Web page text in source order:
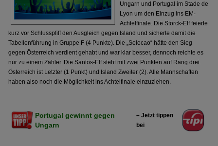
Ungarn und Portugal im Stade de
Lyon um den Einzug ins EM-
Achtelfinale. Die Storck-Elf feierte
kurz vor Schlusspfiff den Ausgleich gegen Island und sicherte damit die
Tabellenführung in Gruppe F (4 Punkte). Die „Selecao“ hätte den Sieg
gegen Österreich verdient gehabt und war klar besser, dennoch reichte es
nur zu einem Zähler. Die Santos-Elf steht mit zwei Punkten auf Rang drei.
Österreich ist Letzter (1 Punkt) und Island Zweiter (2). Alle Mannschaften
haben also noch die Möglichkeit ins Achtelfinale einzuziehen.
Portugal gewinnt gegen
Ungarn
– Jetzt tippen
bei